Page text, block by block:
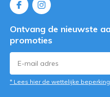
Ontvang de nieuwste
promoties
* Lees hier de wettelijke